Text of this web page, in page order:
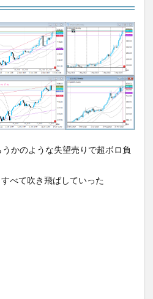
かのような失望売りで超ボロ負
べて吹き飛ばしていった